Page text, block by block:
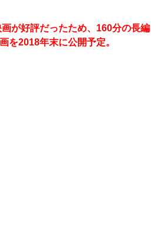
が好評だったため、160分の長編
を2018年末に公開予定。